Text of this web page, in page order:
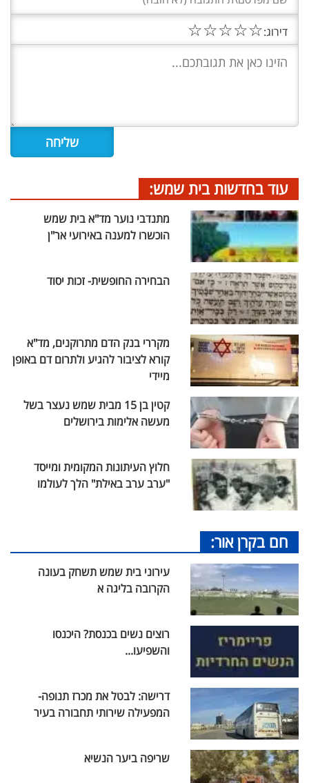
דירוג:☆
☆
☆
☆
☆
עוד בחדשות בית שמש:
מתנדבי נוער מד"א בית שמש
הוכשרו למענה באירועי אר"ן
הבחירה החופשית- זכות יסוד
מקררי בנק הדם מתרוקנים, מד"א
קורא לציבור להגיע ולתרום דם באופן
מיידי
קטין בן 15 מבית שמש נעצר בשל
מעשה אלימות בירושלים
חלוץ העיתונות המקומית ומייסד
"ערב ערב באילת" הלך לעולמו
חם בקרן אור:
עירוני בית שמש תשחק בעונה
הקרובה בליגה א
רוצים נשים בכנסת? היכנסו
והשפיעו...
דרישה: לבטל את מכרז תנופה-
המפעילה שירותי תחבורה בעיר
שריפה ביער הנשיא